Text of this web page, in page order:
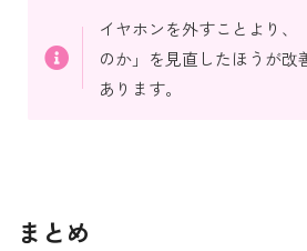
イヤホンを外すことより、
のか」を見直したほうが改
あります。
まとめ